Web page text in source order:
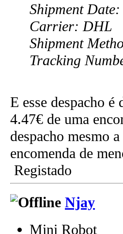
Shipment
Carrier: DHL
Shipment
Tracking
E esse despacho
4.47€ de uma
despacho mesmo
encomenda de
Registado
Njay
Mini Robot